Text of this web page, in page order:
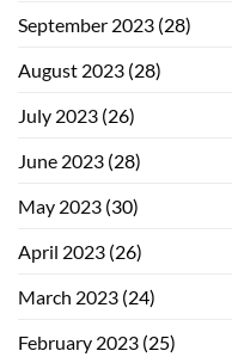
September 2023 (28)
August 2023 (28)
July 2023 (26)
June 2023 (28)
May 2023 (30)
April 2023 (26)
March 2023 (24)
February 2023 (25)